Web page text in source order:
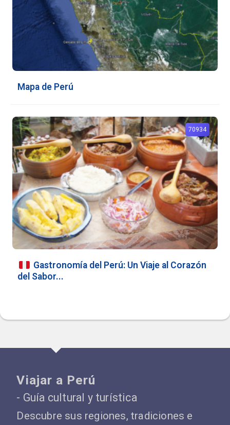
Mapa de Perú
Gastronomía del Perú: Un Viaje al Corazón
del Sabor...
70934
Viajar a Perú
- Guía cultural y turística
Descubre sus regiones, tradiciones e